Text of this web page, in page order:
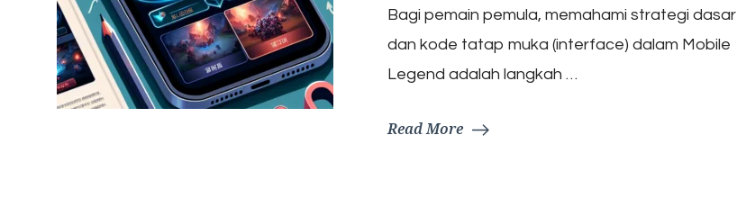
Bagi pemain pemula, memahami strategi dasar
dan kode tatap muka (interface) dalam Mobile
Legend adalah langkah …
Read More